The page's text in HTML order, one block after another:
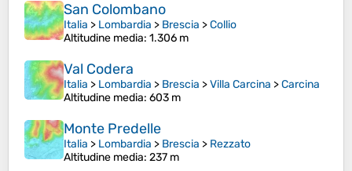
San Colombano
Italia > Lombardia > Brescia >Collio
Altitudine media: 1.306 m
Val Codera
Italia > Lombardia > Brescia >Villa Carcina >Carcina
Altitudine media: 603 m
Monte Predelle
Italia > Lombardia > Brescia > Rezzato
Altitudine media: 237 m